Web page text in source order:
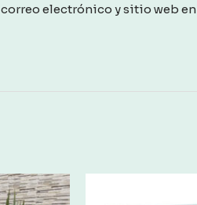
electrónico y sitio web